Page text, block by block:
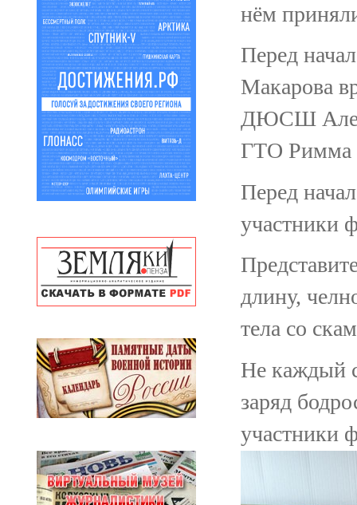
нём
Перед
Макарова
ДЮСШ
ГТО Римма
Перед
участники
длину,
тела со
Не каждый
заряд
участники